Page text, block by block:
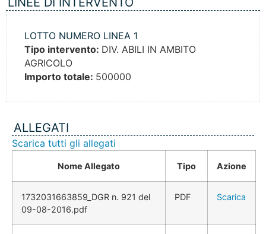
LOTTO NUMERO LINEA 1
Tipo intervento: DIV. ABILI IN AMBITO
AGRICOLO
Importo totale: 500000
ALLEGATI
Scarica tutti gli allegati
Nome Allegato Tipo Azione
1732031663859_DGR n. 921 del
09-08-2016.pdf
PDF Scarica